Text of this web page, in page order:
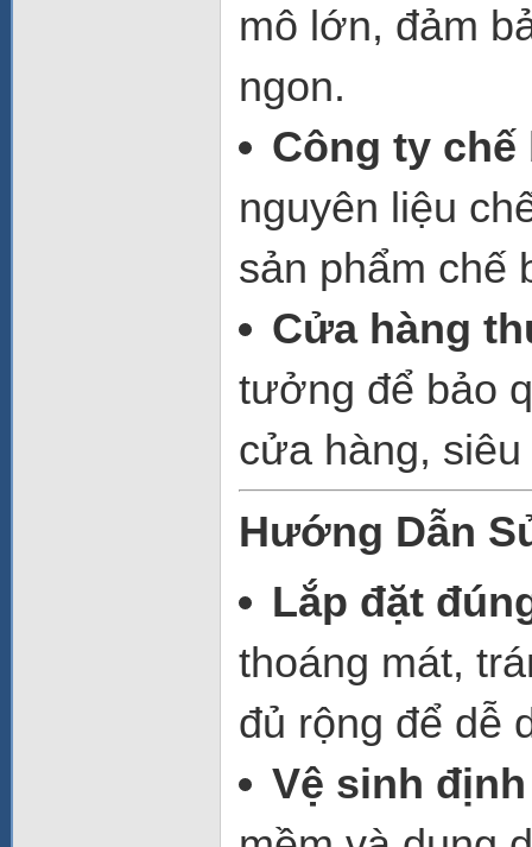
mô lớn, đảm
ngon.
Công ty
nguyên liệu
sản phẩm chế
Cửa hàng
tưởng để bảo
cửa hàng, siêu
Hướng Dẫn
Lắp đặt
thoáng mát,
đủ rộng để dễ
Vệ sinh